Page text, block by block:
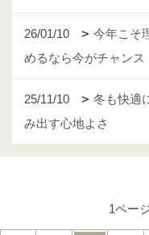
26/01/10
今年こそ
めるなら今がチャンス
25/11/10
冬も快適
み出す心地よさ
1ペー